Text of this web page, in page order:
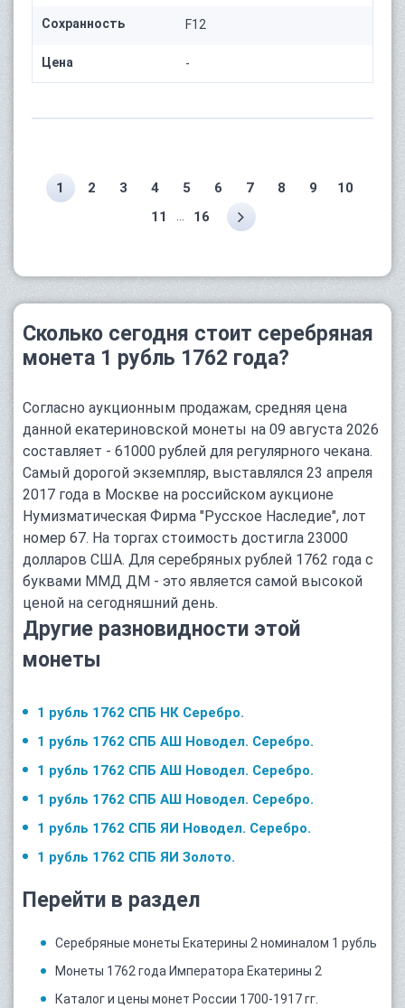
Сохранность F12
Цена -
1 2 3 4 5 6 7 8 9
10
11
16
Сколько сегодня стоит серебряная
монета 1 рубль 1762 года?
Согласно аукционным продажам, средняя цена
данной екатериновской монеты на 09 августа 2026
составляет - 61000 рублей для регулярного чекана.
Самый дорогой экземпляр, выставлялся 23 апреля
2017 года в Москве на российском аукционе
Нумизматическая Фирма "Русское Наследие", лот
номер 67. На торгах стоимость достигла 23000
долларов США. Для серебряных рублей 1762 года с
буквами ММД ДМ - это является самой высокой
ценой на сегодняшний день.
Другие разновидности этой
монеты
1 рубль 1762 СПБ НК Серебро.
1 рубль 1762 СПБ АШ Новодел. Серебро.
1 рубль 1762 СПБ АШ Новодел. Серебро.
1 рубль 1762 СПБ АШ Новодел. Серебро.
1 рубль 1762 СПБ ЯИ Новодел. Серебро.
1 рубль 1762 СПБ ЯИ Золото.
Перейти в раздел
Серебряные монеты Екатерины 2 номиналом 1 рубль
Монеты 1762 года Императора Екатерины 2
Каталог и цены монет России 1700-1917 гг.